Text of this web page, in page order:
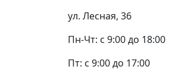
ул. Лесная, 36
Пн-Чт: с 9:00 до 18:00
Пт: с 9:00 до 17:00